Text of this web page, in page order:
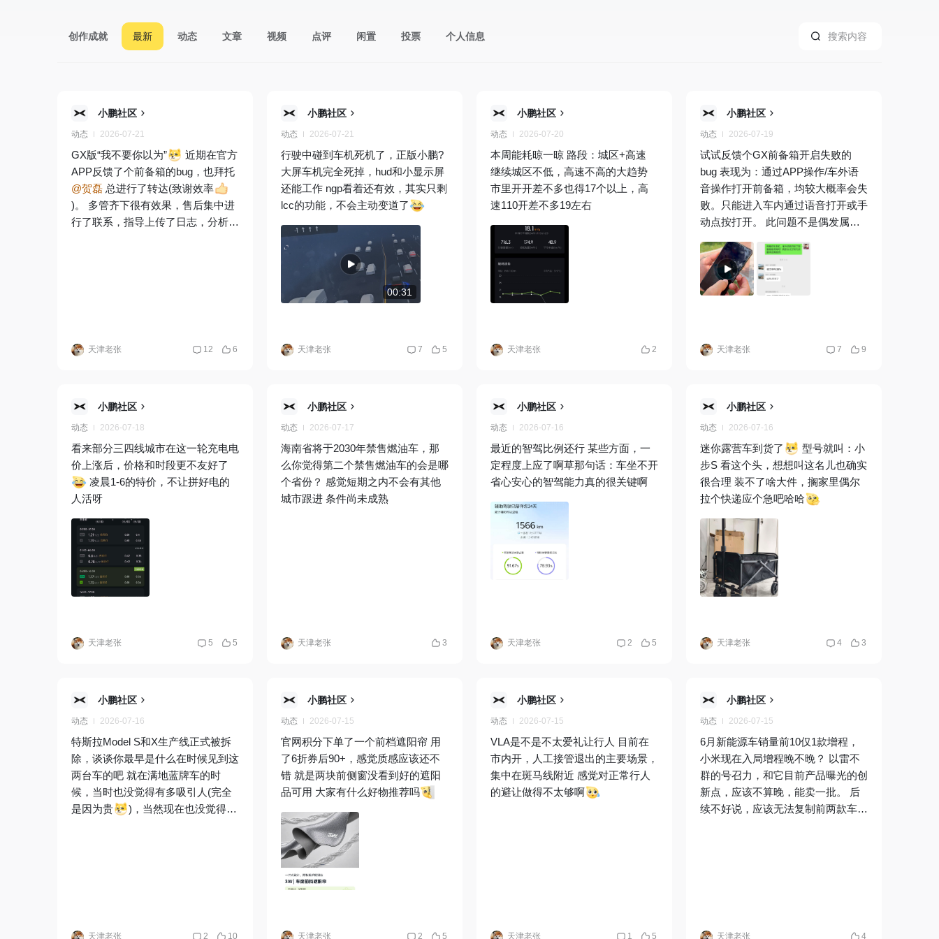
创作成就 最新 动态 文章 视频 点评 闲置 投票 个人信息
小鹏社区
动态 2026-07-21
GX版“我不要你以为”
近期在官方
APP反馈了个前备箱的bug，也拜托
@贺磊 总进行了转达(致谢效率
)。 多管齐下很有效果，售后集中进
行了联系，指导上传了日志，分析了
OTA，据说也已经在下一个版本号的
天津老张 12 6
小鹏社区
动态 2026-07-21
行驶中碰到车机死机了，正版小鹏?
大屏车机完全死掉，hud和小显示屏
还能工作 ngp看着还有效，其实只剩
lcc的功能，不会主动变道了
00:31
天津老张 7 5
小鹏社区
动态 2026-07-20
本周能耗晾一晾 路段：城区+高速
继续城区不低，高速不高的大趋势
市里开开差不多也得17个以上，高
速110开差不多19左右
天津老张 2
小鹏社区
动态 2026-07-19
试试反馈个GX前备箱开启失败的
bug 表现为：通过APP操作/车外语
音操作打开前备箱，均较大概率会失
败。只能进入车内通过语音打开或手
动点按打开。 此问题不是偶发属频
bug更加剧了
征询同款车友，似
乎也存在此问题，视频及图片可以佐
证 请@贺磊
贺总帮忙转发反馈一下
天津老张 7 9
小鹏社区
动态 2026-07-18
看来部分三四线城市在这一轮充电电
价上涨后，价格和时段更不友好了
凌晨1-6的特价，不让拼好电的
人活呀
天津老张 5 5
小鹏社区
动态 2026-07-17
海南省将于2030年禁售燃油车，那
么你觉得第二个禁售燃油车的会是哪
个省份？ 感觉短期之内不会有其他
城市跟进 条件尚未成熟
天津老张 3
小鹏社区
动态 2026-07-16
最近的智驾比例还行 某些方面，一
定程度上应了啊草那句话：车坐不开
省心安心的智驾能力真的很关键啊
天津老张 2 5
小鹏社区
动态 2026-07-16
迷你露营车到货了
型号就叫：小
步S 看这个头，想想叫这名儿也确实
很合理 装不了啥大件，搁家里偶尔
拉个快递应个急吧哈哈
天津老张 4 3
小鹏社区
动态 2026-07-16
特斯拉Model S和X生产线正式被拆
除，谈谈你最早是什么在时候见到这
两台车的吧 就在满地蓝牌车的时
候，当时也没觉得有多吸引人(完全
是因为贵
)，当然现在也没觉得以
天津老张 2 10
小鹏社区
动态 2026-07-15
官网积分下单了一个前档遮阳帘 用
了6折券后90+，感觉质感应该还不
错 就是两块前侧窗没看到好的遮阳
品可用 大家有什么好物推荐吗
天津老张 2 5
小鹏社区
动态 2026-07-15
VLA是不是不太爱礼让行人 目前在
市内开，人工接管退出的主要场景，
集中在斑马线附近 感觉对正常行人
的避让做得不太够啊
天津老张 1 5
小鹏社区
动态 2026-07-15
6月新能源车销量前10仅1款增程，
小米现在入局增程晚不晚？ 以雷不
群的号召力，和它目前产品曝光的创
新点，应该不算晚，能卖一批。 后
续不好说，应该无法复制前两款车的
天津老张 4